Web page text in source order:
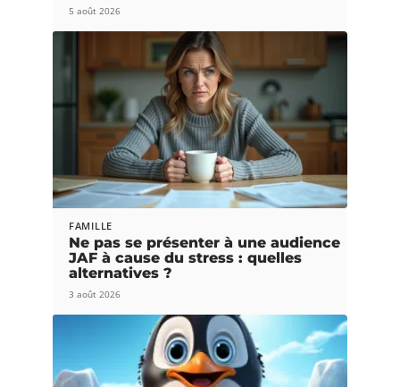
5 août 2026
FAMILLE
Ne pas se présenter à une audience
JAF à cause du stress : quelles
alternatives ?
3 août 2026